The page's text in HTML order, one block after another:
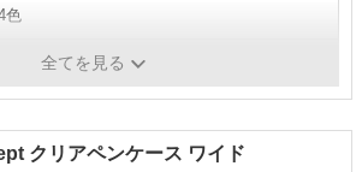
色
全てを見る
クリアペンケース ワイド